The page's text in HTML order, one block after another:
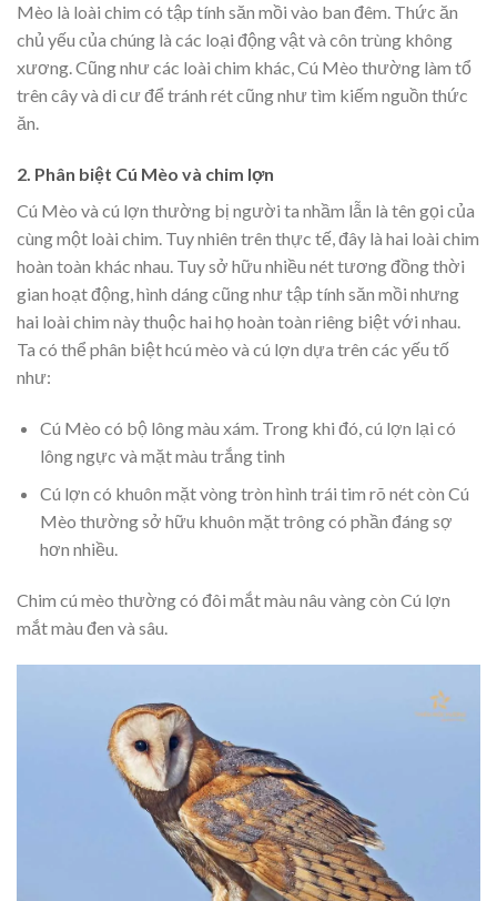
Mèo là loài chim có tập tính săn mồi vào ban đêm. Thức ăn
chủ yếu của chúng là các loại động vật và côn trùng không
xương. Cũng như các loài chim khác, Cú Mèo thường làm tổ
trên cây và di cư để tránh rét cũng như tìm kiếm nguồn thức
ăn.
2. Phân biệt Cú Mèo và chim lợn
Cú Mèo và cú lợn thường bị người ta nhầm lẫn là tên gọi của
cùng một loài chim. Tuy nhiên trên thực tế, đây là hai loài chim
hoàn toàn khác nhau. Tuy sở hữu nhiều nét tương đồng thời
gian hoạt động, hình dáng cũng như tập tính săn mồi nhưng
hai loài chim này thuộc hai họ hoàn toàn riêng biệt với nhau.
Ta có thể phân biệt hcú mèo và cú lợn dựa trên các yếu tố
như:
Cú Mèo có bộ lông màu xám. Trong khi đó, cú lợn lại có
lông ngực và mặt màu trắng tinh
Cú lợn có khuôn mặt vòng tròn hình trái tim rõ nét còn Cú
Mèo thường sở hữu khuôn mặt trông có phần đáng sợ
hơn nhiều.
Chim cú mèo thường có đôi mắt màu nâu vàng còn Cú lợn
mắt màu đen và sâu.